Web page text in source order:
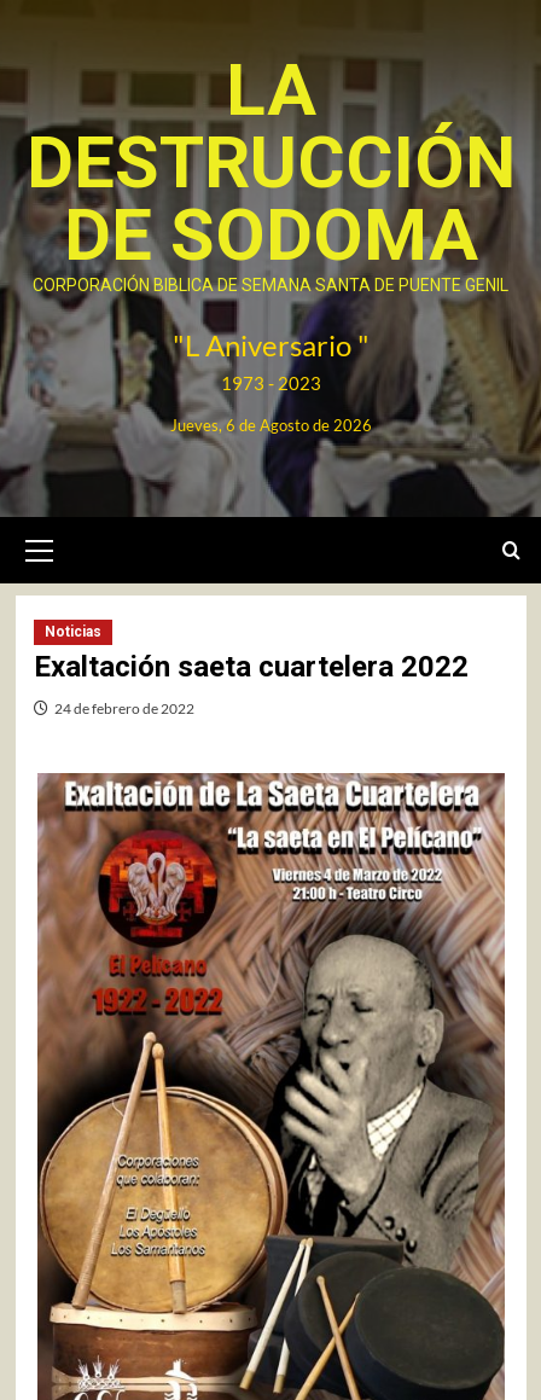
contenido
LA
DESTRUCCIÓN
DE SODOMA
CORPORACIÓN BIBLICA DE SEMANA SANTA DE PUENTE GENIL
"L Aniversario "
1973 - 2023
Jueves, 6 de Agosto de 2026
primario
Noticias
Exaltación saeta cuartelera 2022
24 de febrero de 2022